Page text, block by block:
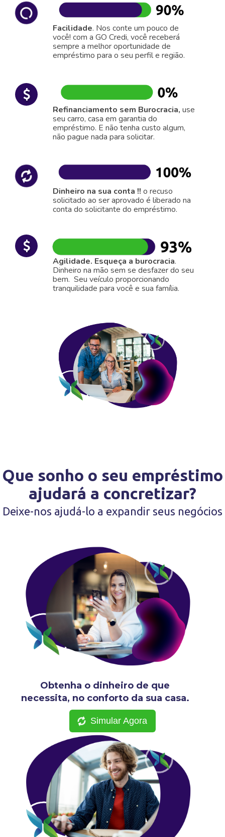
Facilidade. Nos conte um pouco de
você! com a GO Credi, você receberá
sempre a melhor oportunidade de
empréstimo para o seu perfil e região.
Refinanciamento sem Burocracia, use
seu carro, casa em garantia do
empréstimo. E não tenha custo algum,
não pague nada para solicitar.
Dinheiro na sua conta !! o recuso
solicitado ao ser aprovado é liberado na
conta do solicitante do empréstimo.
Agilidade. Esqueça a burocracia.
Dinheiro na mão sem se desfazer do seu
bem. Seu veículo proporcionando
tranquilidade para você e sua família.
Que sonho o seu empréstimo
ajudará a concretizar?
Deixe-nos ajudá-lo a expandir seus negócios
Obtenha o dinheiro de que
necessita, no conforto da sua casa.
Simular Agora